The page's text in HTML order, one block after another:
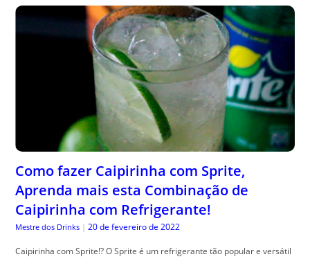
Como fazer Caipirinha com Sprite,
Aprenda mais esta Combinação de
Caipirinha com Refrigerante!
Mestre dos Drinks | 20 de fevereiro de 2022
Caipirinha com Sprite!? O Sprite é um refrigerante tão popular e versátil